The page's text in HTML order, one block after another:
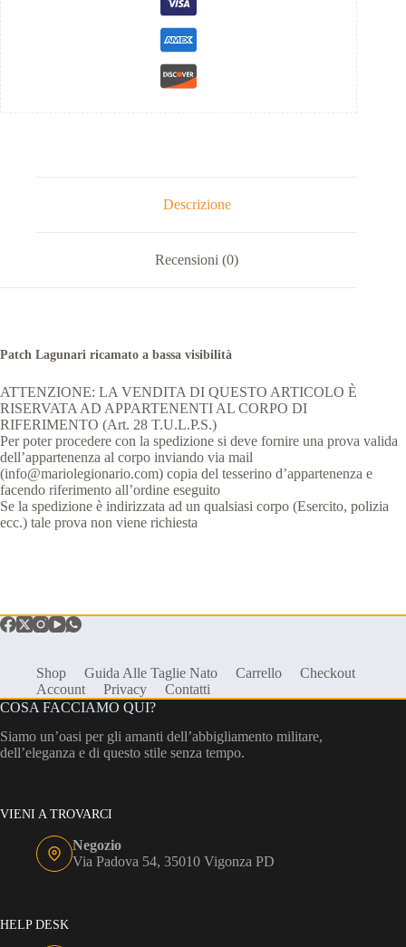
Descrizione
Recensioni (0)
Patch Lagunari ricamato a bassa visibilità
ATTENZIONE: LA VENDITA DI QUESTO ARTICOLO È
RISERVATA AD APPARTENENTI AL CORPO DI
RIFERIMENTO (Art. 28 T.U.L.P.S.)
Per poter procedere con la spedizione si deve fornire una prova valida
dell’appartenenza al corpo inviando via mail
(info@mariolegionario.com) copia del tesserino d’appartenenza e
facendo riferimento all’ordine eseguito
Se la spedizione è indirizzata ad un qualsiasi corpo (Esercito, polizia
ecc.) tale prova non viene richiesta
Shop Guida Alle Taglie Nato Carrello
Checkout
Account
Privacy
Contatti
COSA FACCIAMO QUI?
Siamo un’oasi per gli amanti dell’abbigliamento militare,
dell’eleganza e di questo stile senza tempo.
VIENI A TROVARCI
Negozio
Via Padova 54, 35010 Vigonza PD
HELP DESK